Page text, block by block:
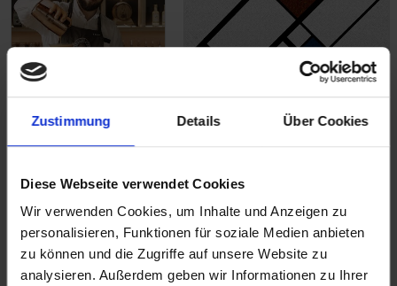
Zustimmung Details Über Cookies
Diese Webseite verwendet Cookies
Wir verwenden Cookies, um Inhalte und Anzeigen zu
personalisieren, Funktionen für soziale Medien anbieten
zu können und die Zugriffe auf unsere Website zu
analysieren. Außerdem geben wir Informationen zu Ihrer
English Spirit
Neue Designs, neue
Inspiration von Altro